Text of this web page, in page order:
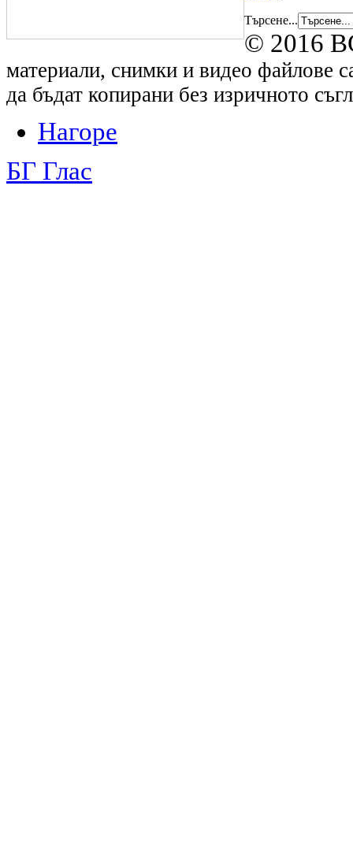
Търсене...
© 2016
материали, снимки и видео файлове
да бъдат копирани без изричното
Нагоре
БГ Глас